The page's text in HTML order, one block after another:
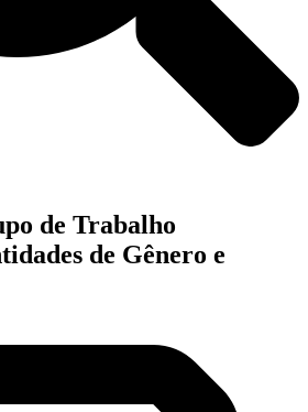
de Trabalho
de Gênero e